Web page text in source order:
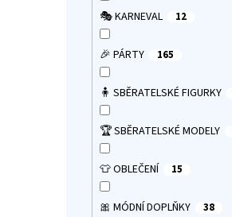
🎭 KARNEVAL 12
🎉 PÁRTY 165
🧍 SBĚRATELSKÉ FIGURKY
🏆 SBĚRATELSKÉ MODELY
👕 OBLEČENÍ 15
🎀 MÓDNÍ DOPLŇKY 38